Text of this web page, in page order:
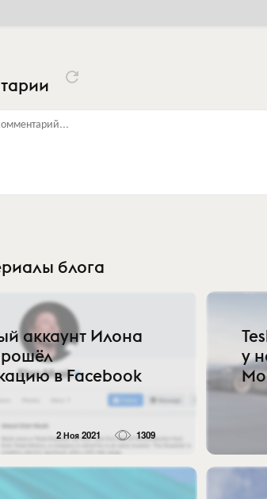
блога
аккаунт Илона
в Facebook
2 Ноя 2021 1309
у